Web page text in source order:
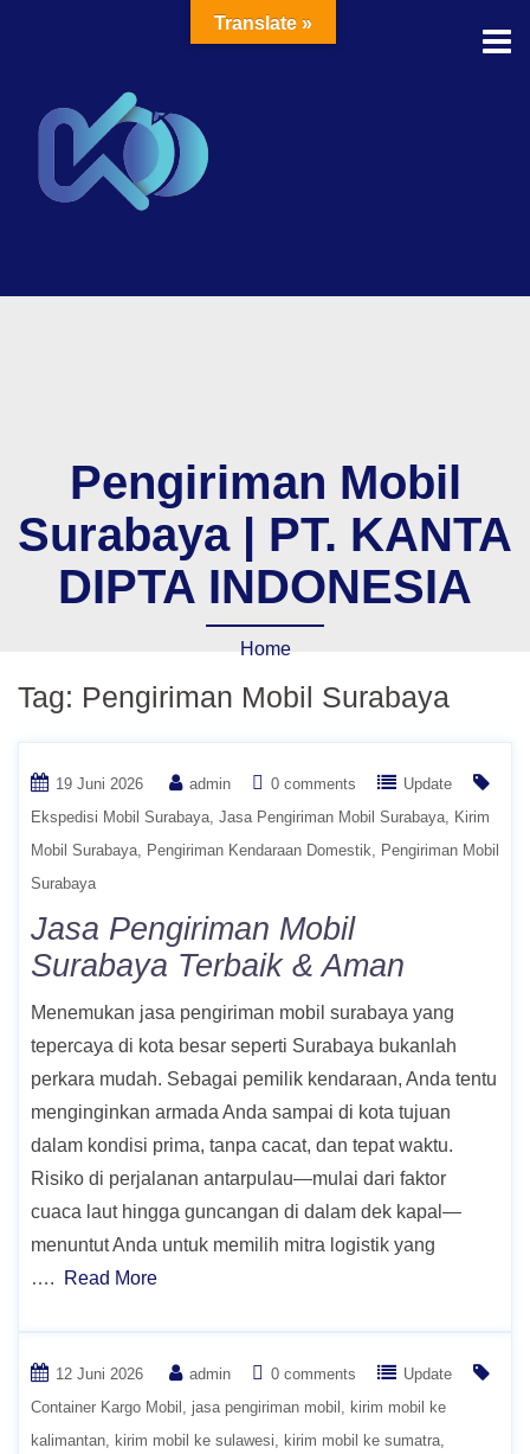
Pengiriman Mobil
Surabaya | PT. KANTA
DIPTA INDONESIA
Home
Tag: Pengiriman Mobil Surabaya
19 Juni 2026 admin 0 comments
Update
Ekspedisi Mobil Surabaya Jasa Pengiriman Mobil Surabaya
Kirim
Mobil Surabaya
Pengiriman Kendaraan Domestik
Pengiriman Mobil
Surabaya
Jasa Pengiriman Mobil
Surabaya Terbaik & Aman
Menemukan jasa pengiriman mobil surabaya yang
tepercaya di kota besar seperti Surabaya bukanlah
perkara mudah. Sebagai pemilik kendaraan, Anda tentu
menginginkan armada Anda sampai di kota tujuan
dalam kondisi prima, tanpa cacat, dan tepat waktu.
Risiko di perjalanan antarpulau—mulai dari faktor
cuaca laut hingga guncangan di dalam dek kapal—
menuntut Anda untuk memilih mitra logistik yang
….
Read More
12 Juni 2026 admin 0 comments
Update
Container Kargo Mobil
jasa pengiriman mobil
kirim mobil ke
kalimantan
kirim mobil ke sulawesi
kirim mobil ke sumatra
Translate »